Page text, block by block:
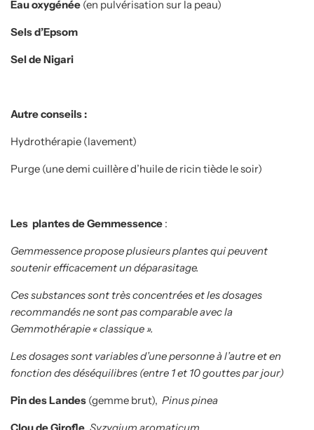
Eau oxygénée (en pulvérisation sur la peau)
Sels d’Epsom
Sel de Nigari
Autre conseils :
Hydrothérapie (lavement)
Purge (une demi cuillère d’huile de ricin tiède le soir)
Les plantes de Gemmessence :
Gemmessence propose plusieurs plantes qui peuvent
soutenir efficacement un déparasitage.
Ces substances sont très concentrées et les dosages
recommandés ne sont pas comparable avec la
Gemmothérapie « classique ».
Les dosages sont variables d’une personne à l’autre et en
fonction des déséquilibres (entre 1 et 10 gouttes par jour)
Pin des Landes (gemme brut), Pinus pinea
Clou de Girofle Syzygium aromaticum